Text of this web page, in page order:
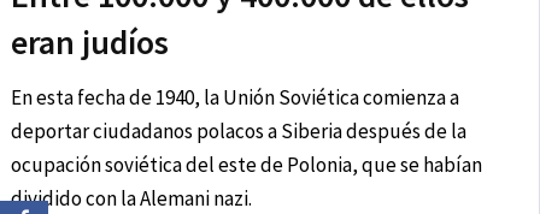
eran judíos
En esta fecha de 1940, la Unión Soviética comienza a
deportar ciudadanos polacos a Siberia después de la
ocupación soviética del este de Polonia, que se habían
dividido con la Alemani nazi.